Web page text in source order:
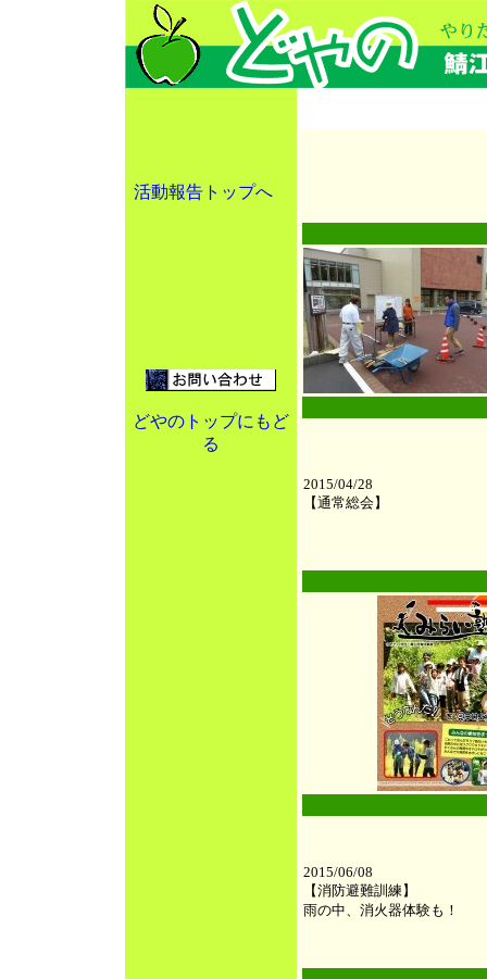
活動報告トップへ
どやのトップにもど
る
2015/04/28
【通常総会】
2015/06/08
【消防避難訓練】
雨の中、消火器体験も！